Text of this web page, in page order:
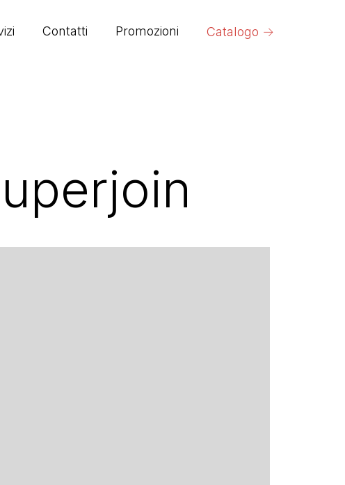
Contatti Promozioni Catalogo →